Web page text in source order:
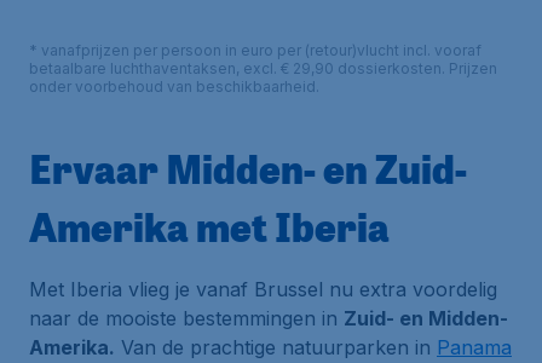
* vanafprijzen per persoon in euro per (retour)vlucht incl. vooraf
betaalbare luchthaventaksen, excl. € 29,90 dossierkosten. Prijzen
onder voorbehoud van beschikbaarheid.
Ervaar Midden- en Zuid-
Amerika met Iberia
Met Iberia vlieg je vanaf Brussel nu extra voordelig
naar de mooiste bestemmingen in Zuid- en Midden-
Amerika. Van de prachtige natuurparken in Panama